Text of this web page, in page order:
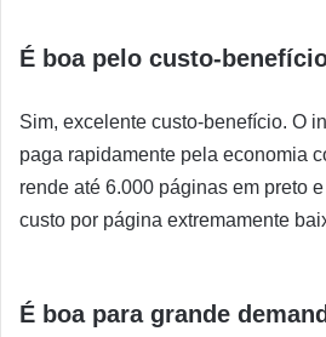
É boa pelo custo-
Sim, excelente custo-benefício. O
paga rapidamente pela economia
rende até 6.000 páginas em preto
custo por página extremamente
É boa para grande